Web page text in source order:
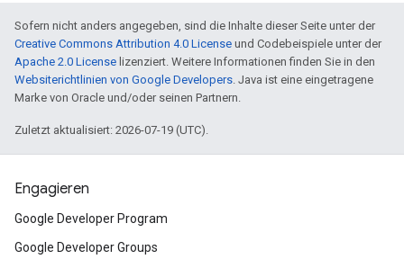
Sofern nicht anders angegeben, sind die Inhalte dieser Seite unter der
Creative Commons Attribution 4.0 License und Codebeispiele unter der
Apache 2.0 License lizenziert. Weitere Informationen finden Sie in den
Websiterichtlinien von Google Developers. Java ist eine eingetragene
Marke von Oracle und/oder seinen Partnern.
Zuletzt aktualisiert: 2026-07-19 (UTC).
Engagieren
Google Developer Program
Google Developer Groups